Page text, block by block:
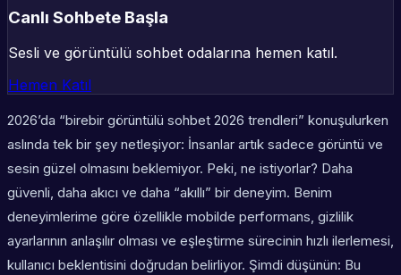
Canlı Sohbete Başla
Sesli ve görüntülü sohbet odalarına hemen katıl.
Hemen Katıl
2026’da “birebir görüntülü sohbet 2026 trendleri” konuşulurken
aslında tek bir şey netleşiyor: İnsanlar artık sadece görüntü ve
sesin güzel olmasını beklemiyor. Peki, ne istiyorlar? Daha
güvenli, daha akıcı ve daha “akıllı” bir deneyim. Benim
deneyimlerime göre özellikle mobilde performans, gizlilik
ayarlarının anlaşılır olması ve eşleştirme sürecinin hızlı ilerlemesi,
kullanıcı beklentisini doğrudan belirliyor. Şimdi düşünün: Bu